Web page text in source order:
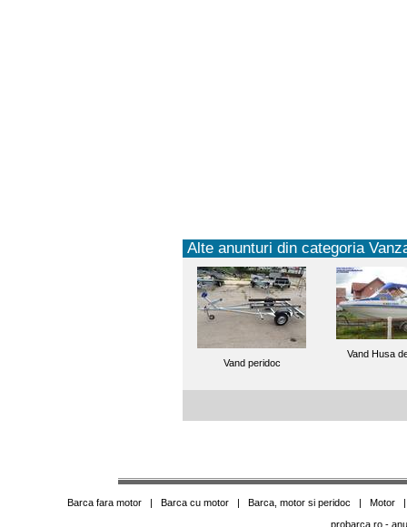
Alte anunturi din categoria
Vand peridoc
Vand Husa
Barca fara motor| Barca cu motor| Barca, motor si peridoc | Motor
probarca.ro-